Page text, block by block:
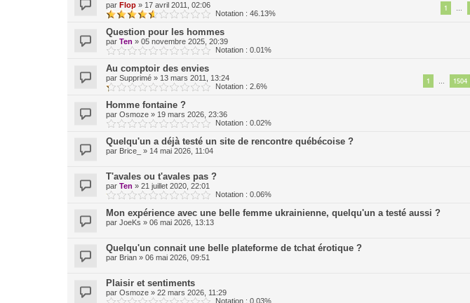
par Flop » 17 avril 2011, 02:06 1 …
Notation : 46.13%
Question pour les hommes
par Ten » 05 novembre 2025, 20:39
Notation : 0.01%
Au comptoir des envies
par Supprimé » 13 mars 2011, 13:24 1 … 1504
Notation : 2.6%
Homme fontaine ?
par Osmoze » 19 mars 2026, 23:36
Notation : 0.02%
Quelqu'un a déjà testé un site de rencontre québécoise ?
par Brice_ » 14 mai 2026, 11:04
T'avales ou t'avales pas ?
par Ten » 21 juillet 2020, 22:01
Notation : 0.06%
Mon expérience avec une belle femme ukrainienne, quelqu'un a testé aussi ?
par JoeKs » 06 mai 2026, 13:13
Quelqu'un connait une belle plateforme de tchat érotique ?
par Brian » 06 mai 2026, 09:51
Plaisir et sentiments
par Osmoze » 22 mars 2026, 11:29
Notation : 0.03%